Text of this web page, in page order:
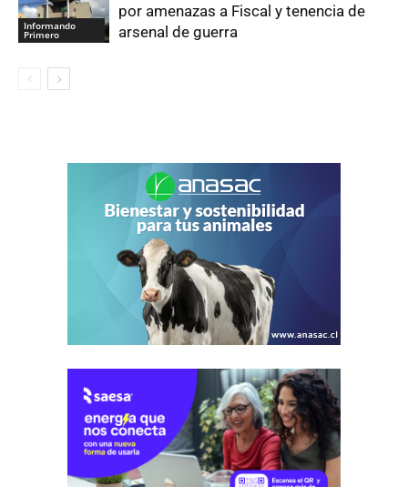
Informando
Primero
por amenazas a Fiscal y tenencia de
arsenal de guerra